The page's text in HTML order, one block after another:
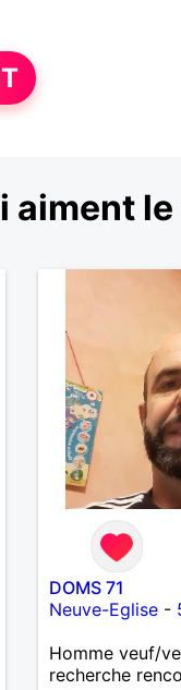
aiment
DOMS 71
Neuve-Eglise -
Homme veuf/
recherche